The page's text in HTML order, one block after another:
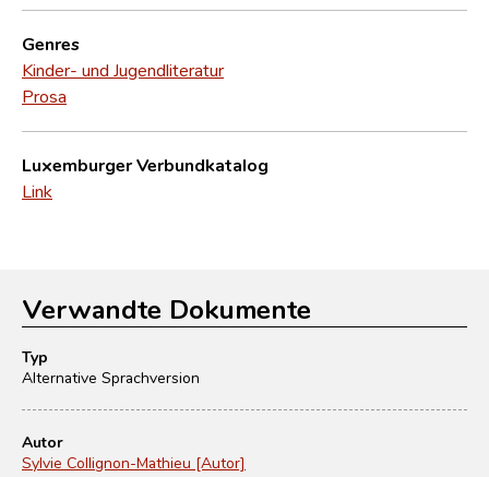
Genres
Kinder- und Jugendliteratur
Prosa
Luxemburger Verbundkatalog
Link
Verwandte Dokumente
Typ
Alternative Sprachversion
Autor
Sylvie Collignon-Mathieu [Autor]